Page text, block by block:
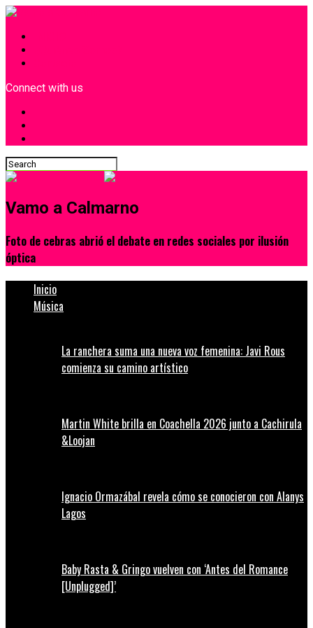
Connect with us
Vamo a Calmarno
Foto de cebras abrió el debate en redes sociales por ilusión
óptica
Inicio
Música
La ranchera suma una nueva voz femenina: Javi Rous
comienza su camino artístico
Martin White brilla en Coachella 2026 junto a Cachirula
&Loojan
Ignacio Ormazábal revela cómo se conocieron con Alanys
Lagos
Baby Rasta & Gringo vuelven con ‘Antes del Romance
[Unplugged]’